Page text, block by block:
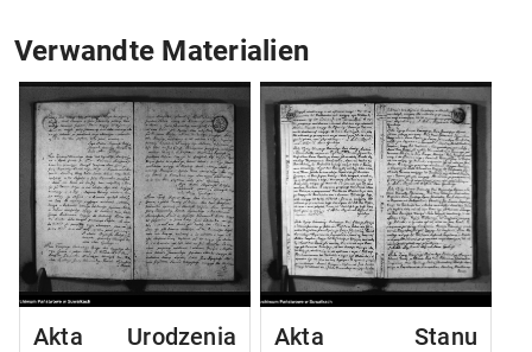
Verwandte Materialien
Akta Urodzenia
Akta Stanu